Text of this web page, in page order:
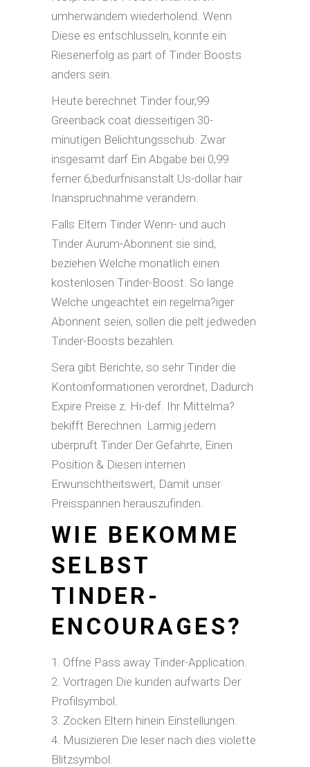
umherwandern wiederholend. Wenn
Diese es entschlusseln, konnte ein
Riesenerfolg as part of Tinder Boosts
anders sein.
Heute berechnet Tinder four,99
Greenback coat diesseitigen 30-
minutigen Belichtungsschub. Zwar
insgesamt darf Ein Abgabe bei 0,99
ferner 6,bedurfnisanstalt Us-dollar hair
Inanspruchnahme verandern.
Falls Eltern Tinder Wenn- und auch
Tinder Aurum-Abonnent sie sind,
beziehen Welche monatlich einen
kostenlosen Tinder-Boost. So lange
Welche ungeachtet ein regelma?iger
Abonnent seien, sollen die pelt jedweden
Tinder-Boosts bezahlen.
Sera gibt Berichte, so sehr Tinder die
Kontoinformationen verordnet, Dadurch
Expire Preise z. Hi-def. Ihr Mittelma?
bekifft Berechnen. Larmig jedem
uberpruft Tinder Der Gefahrte, Einen
Position & Diesen internen
Erwunschtheitswert, Damit unser
Preisspannen herauszufinden.
WIE BEKOMME
SELBST
TINDER-
ENCOURAGES?
Offne Pass away Tinder-Application.
Vortragen Die kunden aufwarts Der
Profilsymbol.
Zocken Eltern hinein Einstellungen.
Musizieren Die leser nach dies violette
Blitzsymbol.